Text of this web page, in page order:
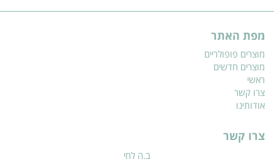
מפת האתר
מוצרים פופולריים
מוצרים חדשים
ראשי
צרו קשר
אודותינו
צרו קשר
ב.ה לחי